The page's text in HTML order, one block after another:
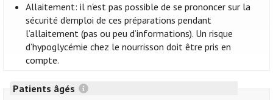
Allaitement: il n'est pas possible de se prononcer sur la
sécurité d'emploi de ces préparations pendant
l’allaitement (pas ou peu d’informations). Un risque
d’hypoglycémie chez le nourrisson doit être pris en
compte.
Patients âgés